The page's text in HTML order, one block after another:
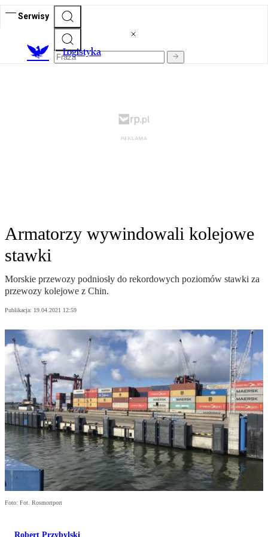
Serwisy
Logistyka
Armatorzy wywindowali kolejowe
stawki
Morskie przewozy podniosły do rekordowych poziomów stawki za
przewozy kolejowe z Chin.
Publikacja: 19.04.2021 12:59
Foto: Fot. Rosmortport
Robert Przybylski